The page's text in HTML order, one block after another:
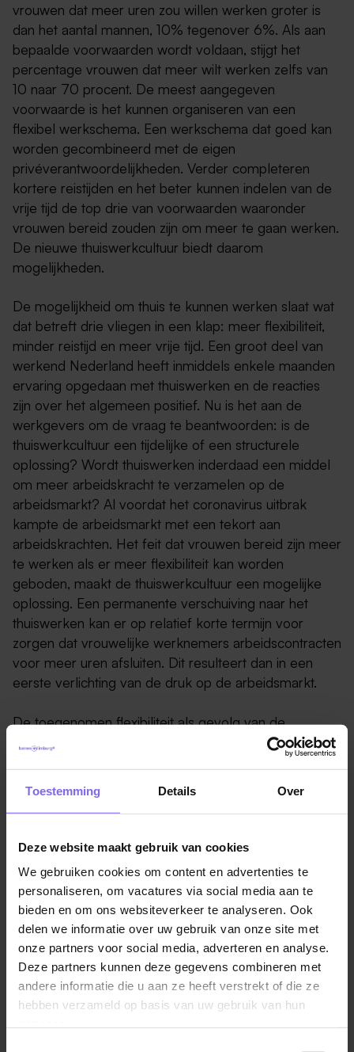
Toestemming Details Over
Deze website maakt gebruik van cookies
We gebruiken cookies om content en advertenties te
personaliseren, om vacatures via social media aan te
bieden en om ons websiteverkeer te analyseren. Ook
delen we informatie over uw gebruik van onze site met
onze partners voor social media, adverteren en analyse.
Deze partners kunnen deze gegevens combineren met
andere informatie die u aan ze heeft verstrekt of die ze
hebben verzameld op basis van uw gebruik van hun
vrouwen dat meer uren zou willen werken groter is
dan het aantal mannen, 10% tegenover 6%. Als aan
bepaalde voorwaarden wordt voldaan, stijgt het
percentage vrouwen dat meer wilt werken zelfs van
10 naar 70 procent. De meest aangegeven
voorwaarde is het kunnen organiseren van een
flexibel werkschema. Een werkschema dat goed kan
worden gecombineerd met de eigen
privéverantwoordelijkheden. Verder completeren
kortere reistijden en het beter kunnen indelen van de
vrije tijd de top drie van voorwaarden waaronder
vrouwen bereid zouden zijn om meer te gaan werken.
De nieuwe thuiswerkcultuur biedt daarom
mogelijkheden.
De mogelijkheid om thuis te kunnen werken slaat wat
dat betreft drie vliegen in een klap: meer flexibiliteit,
minder reistijd en meer vrije tijd. Een groot deel van
werkend Nederland heeft inmiddels enkele maanden
ervaring opgedaan met thuiswerken en de reacties
zijn over het algemeen positief. Nu is het aan de
werkgevers om de vraag te beantwoorden: is de
thuiswerkcultuur een tijdelijke of een structurele
oplossing? Wordt thuiswerken inderdaad een middel
om meer arbeidskracht te verzamelen op de
arbeidsmarkt? Al voordat het coronavirus uitbrak
kampte de arbeidsmarkt met een tekort aan
arbeidskrachten. Het feit dat vrouwen bereid zijn meer
te werken als er meer flexibiliteit kan worden
geboden, maakt de thuiswerkcultuur een mogelijke
oplossing. Een permanente verschuiving naar het
thuiswerken kan er op relatief korte termijn voor
zorgen dat vrouwelijke werknemers arbeidscontracten
voor meer uren afsluiten. Dit resulteert dan in een
eerste verlichting van de druk op de arbeidsmarkt.
De toegenomen flexibiliteit als gevolg van de
thuiswerkcultuur kan er ook voor zorgen dat vrouwen
arbeidsvraag inspringen. Het CBS en het SCP
die niet arbeidsongeschikt of met prepensioen zijn,
worden gecombineerd met hun privéleven. Deze
herintreders zijn een tweede manier waarop de
thuiswerkcultuur het arbeidsaanbod positief kan
beïnvloeden. Dit leidt dan weer tot een verdere
afname van de krapte op de arbeidsmarkt.
Bron: ABN AMRO